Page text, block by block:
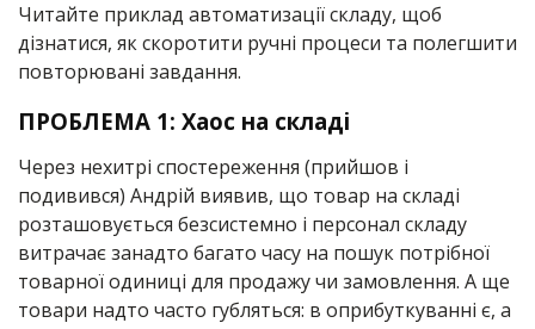
Читайте приклад автоматизації складу, щоб
дізнатися, як скоротити ручні процеси та полегшити
повторювані завдання.
ПРОБЛЕМА 1: Хаос на складі
Через нехитрі спостереження (прийшов і
подивився) Андрій виявив, що товар на складі
розташовується безсистемно і персонал складу
витрачає занадто багато часу на пошук потрібної
товарної одиниці для продажу чи замовлення. А ще
товари надто часто губляться: в оприбуткуванні є, а